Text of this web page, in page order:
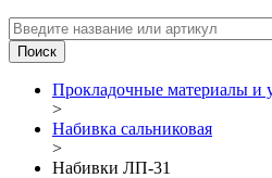
Прокладочные материалы и
>
Набивка сальниковая
>
Набивки ЛП-31